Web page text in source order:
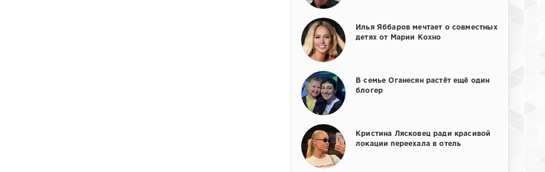
Илья Яббаров мечтает о совместных
детях от Марии Кохно
В семье Оганесян растёт ещё один
блогер
Кристина Лясковец ради красивой
локации переехала в отель